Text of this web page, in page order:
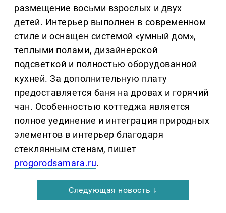
размещение восьми взрослых и двух
детей. Интерьер выполнен в современном
стиле и оснащен системой «умный дом»,
теплыми полами, дизайнерской
подсветкой и полностью оборудованной
кухней. За дополнительную плату
предоставляется баня на дровах и горячий
чан. Особенностью коттеджа является
полное уединение и интеграция природных
элементов в интерьер благодаря
стеклянным стенам, пишет
progorodsamara.ru.
Следующая новость ↓